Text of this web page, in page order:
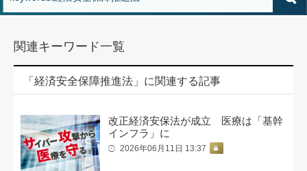
関連キーワード一覧
「経済安全保障推進法」に関連する記事
改正経済安保法が成立 医療は「基幹
インフラ」に
2026年06月11日 13:37